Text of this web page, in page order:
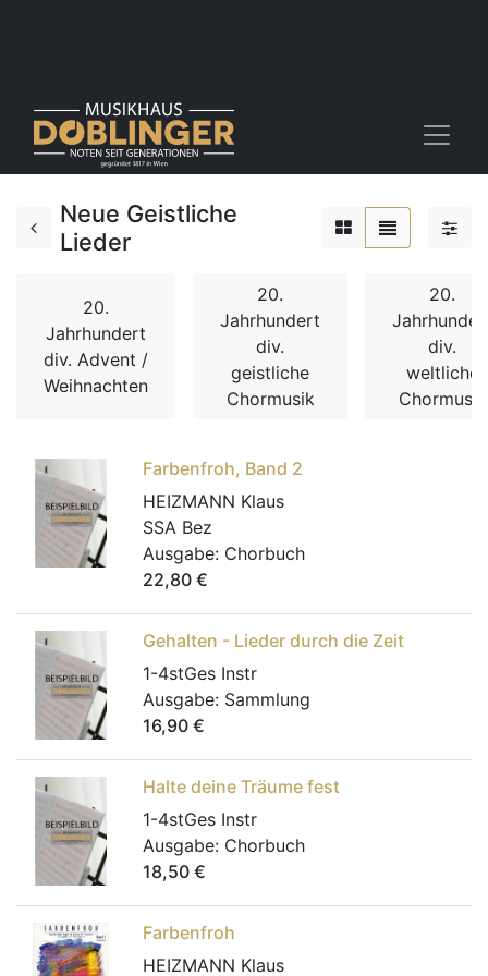
Neue Geistliche
Lieder
20.
Jahrhundert
div. Advent /
Weihnachten
20.
Jahrhundert
div.
geistliche
Chormusik
20.
div.
weltliche
Chormusik
Farbenfroh, Band 2
HEIZMANN Klaus
SSA Bez
Ausgabe: Chorbuch
22,80 €
Gehalten - Lieder durch die Zeit
1-4stGes Instr
Ausgabe: Sammlung
16,90 €
Halte deine Träume fest
1-4stGes Instr
Ausgabe: Chorbuch
18,50 €
Farbenfroh
HEIZMANN Klaus